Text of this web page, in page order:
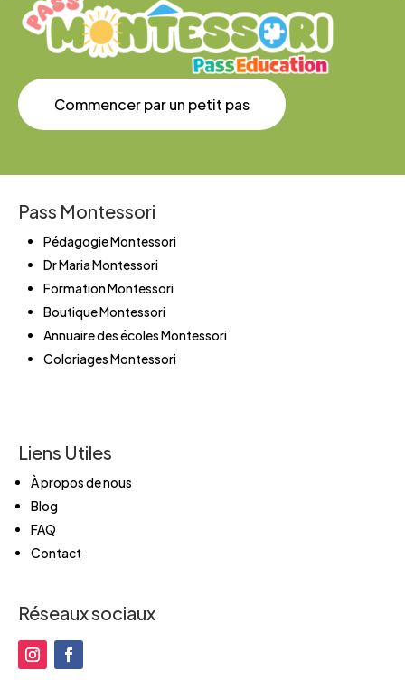
Commencer par un petit pas
Pass Montessori
Pédagogie Montessori
Dr Maria Montessori
Formation Montessori
Boutique Montessori
Annuaire des écoles Montessori
Coloriages Montessori
Liens Utiles
À propos de nous
Blog
FAQ
Contact
Réseaux sociaux